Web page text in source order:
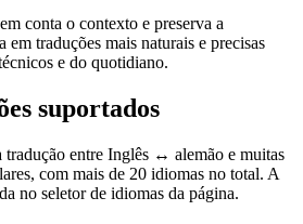
conta o contexto e preserva a
traduções mais naturais e precisas
e do quotidiano.
suportados
entre Inglês ↔ alemão e muitas
com mais de 20 idiomas no total. A
no seletor de idiomas da página.